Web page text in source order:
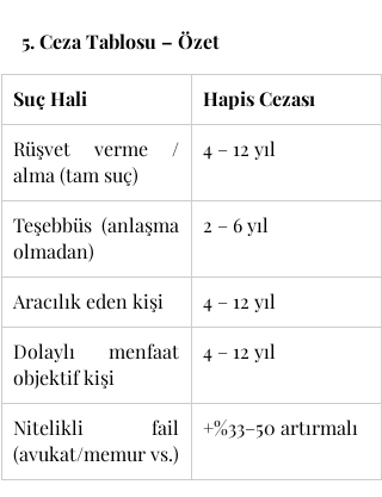
5. Ceza Tablosu – Özet
Suç Hali
Hapis Cezası
Rüşvet verme /
alma (tam suç)
4 – 12 yıl
Teşebbüs (anlaşma
olmadan)
2 – 6 yıl
Aracılık eden kişi
4 – 12 yıl
Dolaylı menfaat
objektif kişi
4 – 12 yıl
Nitelikli fail
(avukat/memur vs.)
+%33–50 artırmalı